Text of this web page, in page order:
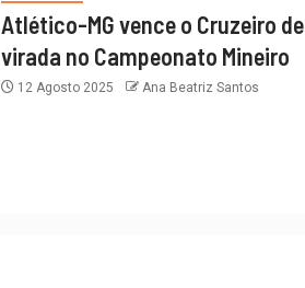
Atlético-MG vence o Cruzeiro de
virada no Campeonato Mineiro
12 Agosto 2025 Ana Beatriz Santos